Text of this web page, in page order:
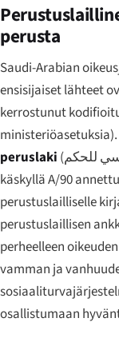
perusta
Saudi-Arabian
ensisijaiset lähteet
kerrostunut
ministeriöasetuksia).
peruslaki (للحكم
käskyllä A/90
perustuslailliselle
perustuslaillisen
perheelleen
vamman ja
osallistumaan